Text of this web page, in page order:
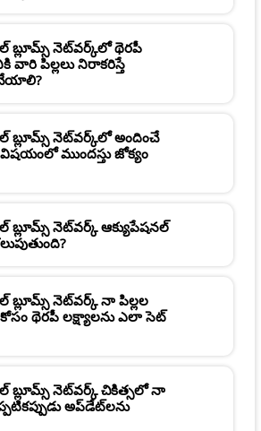
బ్లూమ్స్ నెట్‌వర్క్‌లో థెరపీ
పిల్లలు నిరాకరిస్తే
చేయాలి?
బ్లూమ్స్ నెట్‌వర్క్‌లో అందించే
ముందస్తు జోక్యం
బ్లూమ్స్ నెట్‌వర్క్ ఆక్యుపేషనల్
బ్లూమ్స్ నెట్‌వర్క్ నా పిల్లల
థెరపీ లక్ష్యాలను ఎలా సెట్
బ్లూమ్స్ నెట్‌వర్క్ చికిత్సలో నా
అప్‌డేట్‌లను